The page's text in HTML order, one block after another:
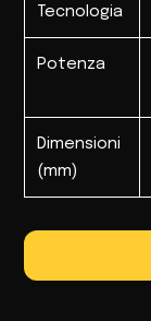
Tecnologia
Potenza
Dimensioni
(mm)